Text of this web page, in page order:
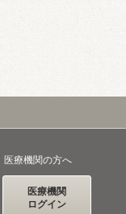
医療機関の方へ
医療機関
ログイン